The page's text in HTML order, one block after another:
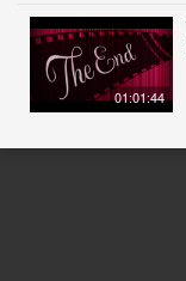
01:01:44